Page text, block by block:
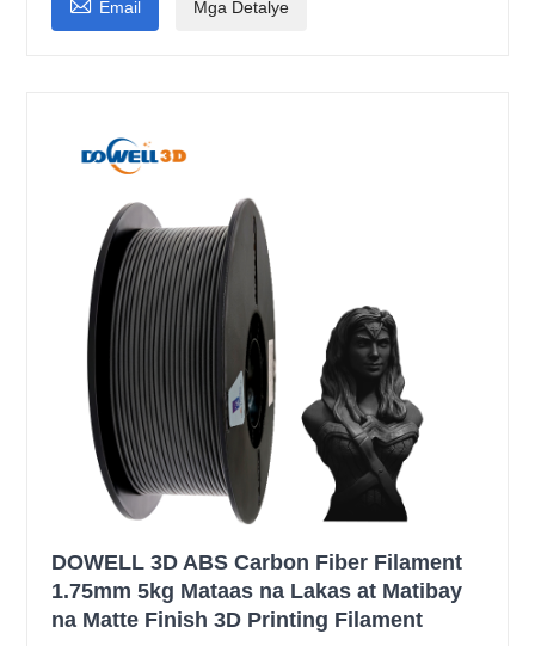
Email Mga Detalye
DOWELL 3D ABS Carbon Fiber Filament
1.75mm 5kg Mataas na Lakas at Matibay
na Matte Finish 3D Printing Filament